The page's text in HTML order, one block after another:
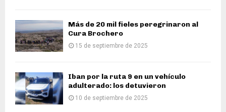
Más de 20 mil fieles peregrinaron al
Cura Brochero
15 de septiembre de 2025
Iban por la ruta 9 en un vehículo
adulterado: los detuvieron
10 de septiembre de 2025